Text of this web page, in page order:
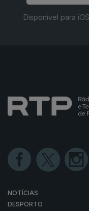
Disponível para
NOTÍCIAS
DESPORTO